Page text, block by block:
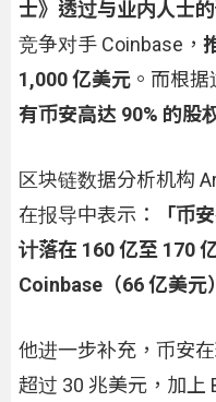
士》透过与业内人士
竞争对手 Coinbase，
1,000 亿美元。而根据
有币安高达 90% 的股
区块链数据分析机构
在报导中表示：
「币
计落在 160 亿至 170
Coinbase（66 亿美元
他进一步补充，币安
超过 30 兆美元，加上